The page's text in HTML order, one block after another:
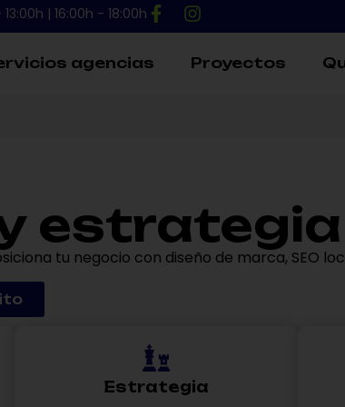
| 16:00h - 18:00h
agencias Proyectos
estrategia
tu negocio con diseño de marca, SEO
Estrategia